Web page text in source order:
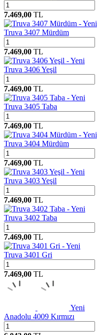
7.469,00 TL
Yeni
Truva 3407 Mürdüm
7.469,00 TL
Yeni
Truva 3406 Yeşil
7.469,00 TL
Yeni
Truva 3405 Taba
7.469,00 TL
Yeni
Truva 3404 Mürdüm
7.469,00 TL
Yeni
Truva 3403 Yeşil
7.469,00 TL
Yeni
Truva 3402 Taba
7.469,00 TL
Yeni
Truva 3401 Gri
7.469,00 TL
Yeni
Anadolu 4009 Kırmızı